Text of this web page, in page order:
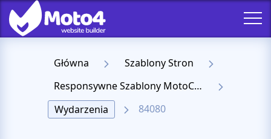
Główna
Szablony Stron
Responsywne Szablony MotoCMS 3
Wydarzenia
84080